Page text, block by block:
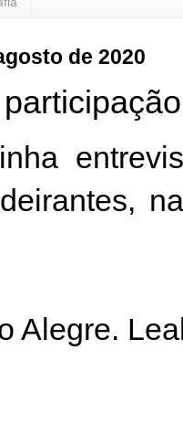
de 2020
Alegre.